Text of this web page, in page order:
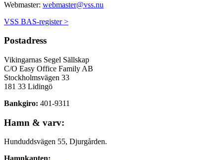
Webmaster: webmaster@vss.nu
VSS BAS-register >
Postadress
Vikingarnas Segel Sällskap
C/O Easy Office Family AB
Stockholmsvägen 33
181 33 Lidingö
Bankgiro: 401-9311
Hamn & varv:
Hunduddsvägen 55, Djurgården.